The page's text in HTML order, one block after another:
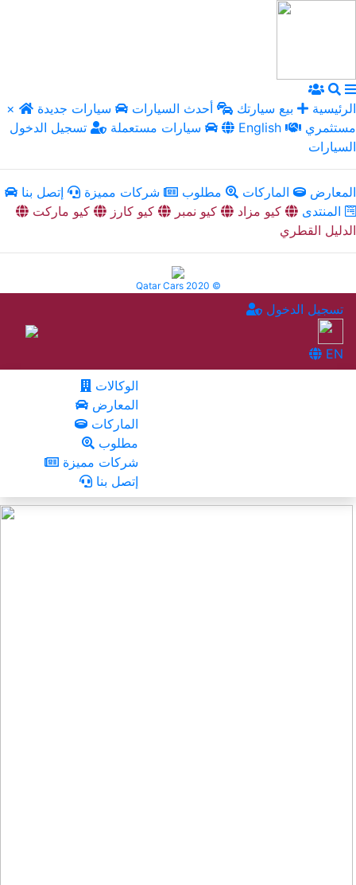
× الرئيسية بيع سيارتك أحدث السيارات
سيارات جديدة
سيارات مستعملة
تسجيل الدخول English
السيارات
المعارض الماركات مطلوب شركات مميزة
إتصل بنا
المنتدى
كيو مزاد كيو نمبر كيو كارز
كيو ماركت
الدليل القطري
Qatar Cars 2020 ©
تسجيل الدخول
EN
الوكالات
المعارض
الماركات
مطلوب
شركات مميزة
إتصل بنا